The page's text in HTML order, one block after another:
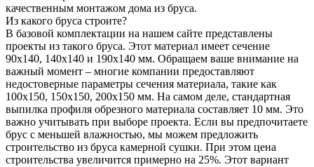
качественным монтажом дома из бруса.
Из какого бруса строите?
В базовой комплектации на нашем сайте представлены
проекты из такого бруса. Этот материал имеет сечение
90x140, 140x140 и 190x140 мм. Обращаем ваше внимание на
важный момент – многие компании предоставляют
недостоверные параметры сечения материала, такие как
100x150, 150x150, 200x150 мм. На самом деле, стандартная
выпилка профиля обрезного материала составляет 10 мм. Это
важно учитывать при выборе проекта. Если вы предпочитаете
брус с меньшей влажностью, мы можем предложить
строительство из бруса камерной сушки. При этом цена
строительства увеличится примерно на 25%. Этот вариант